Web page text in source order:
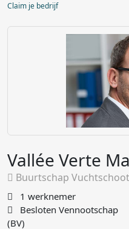
Claim je bedrijf
Vallée Verte
Buurtschap
1 werknemer
Besloten Vennootschap
(BV)